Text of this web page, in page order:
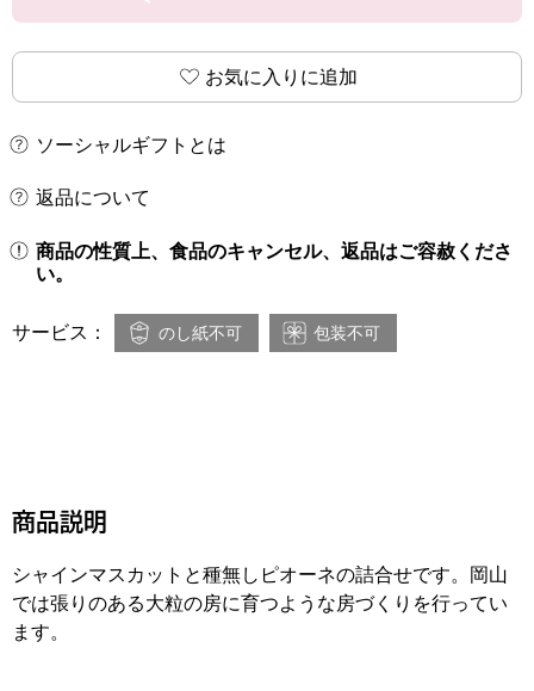
お気に入りに追加
ソーシャルギフトとは
返品について
商品の性質上、食品のキャンセル、返品はご容赦くださ
い。
サービス： のし紙不可 包装不可
商品説明
シャインマスカットと種無しピオーネの詰合せです。岡山
では張りのある大粒の房に育つような房づくりを行ってい
ます。